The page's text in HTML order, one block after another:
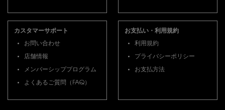
カスタマーサポート
お問い合わせ
店舗情報
メンバーシッププログラム
よくあるご質問（FAQ）
お支払い・利用規約
利用規約
プライバシーポリシー
お支払方法